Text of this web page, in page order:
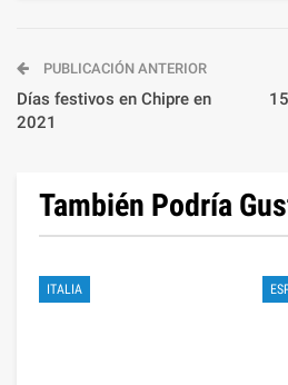
PUBLICACIÓN ANTERIOR
Días festivos en Chipre en
2021
También Podría
ITALIA